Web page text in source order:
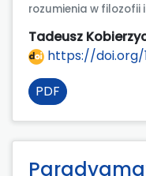
rozumienia w filozofii
Tadeusz
https://doi.org/
PDF